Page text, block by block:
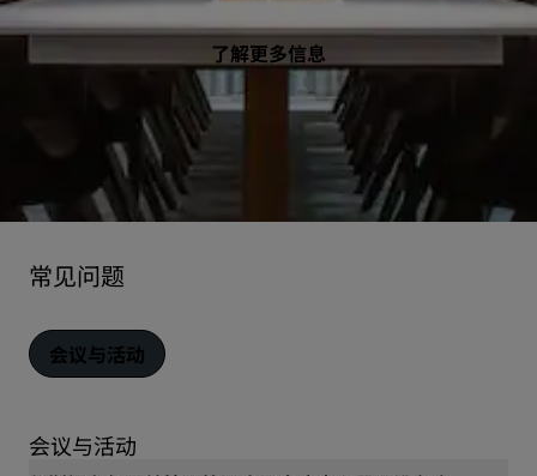
了解更多信息
常见问题
会议与活动
会议与活动